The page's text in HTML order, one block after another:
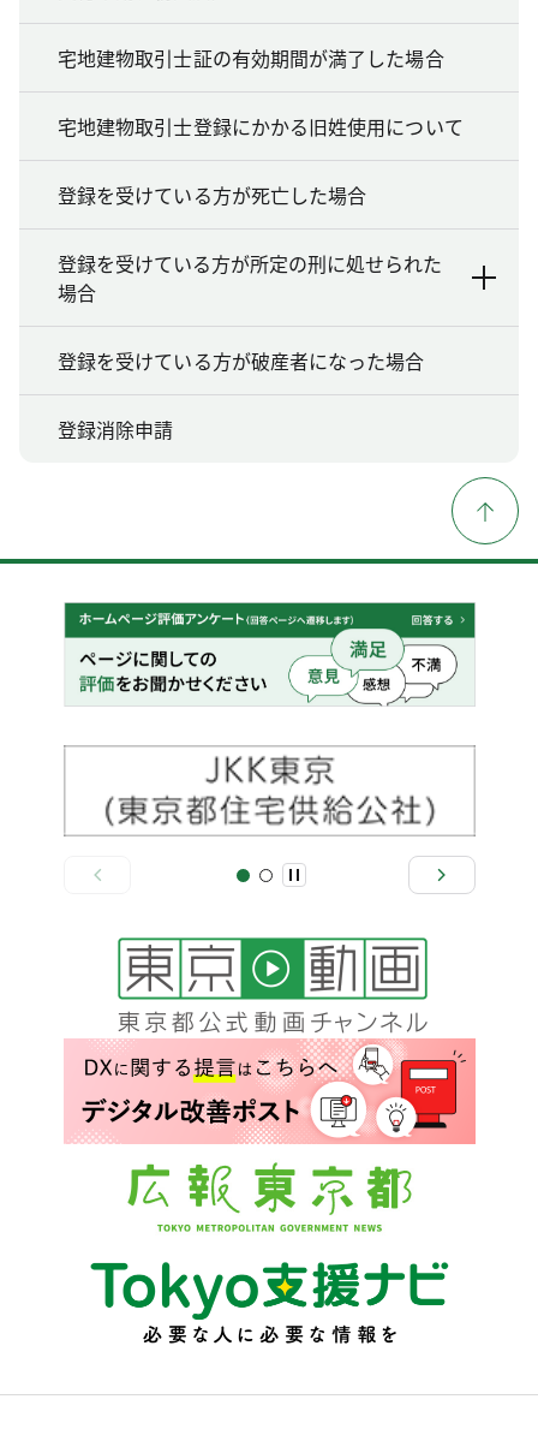
宅地建物取引士証の有効期間が満了した場合
宅地建物取引士登録にかかる旧姓使用について
登録を受けている方が死亡した場合
登録を受けている方が所定の刑に処せられた
場合
登録を受けている方が破産者になった場合
登録消除申請